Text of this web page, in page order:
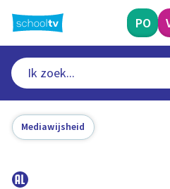
naar
hoofdinhoud
PO
Mediawijsheid